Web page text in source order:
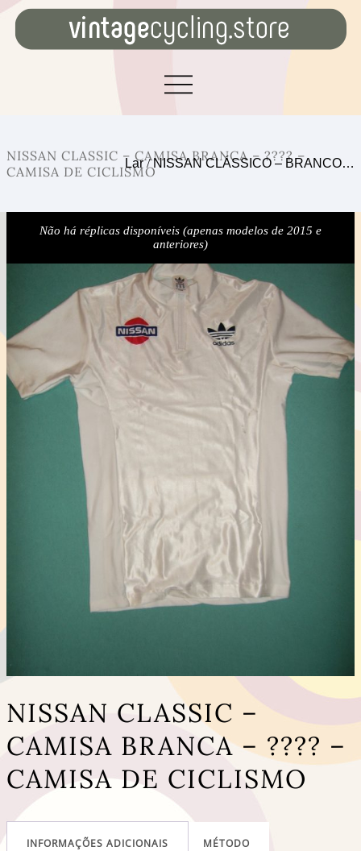
NISSAN CLASSIC – CAMISA BRANCA – ???? –
CAMISA DE CICLISMO
Lar/NISSAN CLÁSSICO – BRANCO…
Não há réplicas disponíveis (apenas modelos de 2015 e
anteriores)
NISSAN CLASSIC –
CAMISA BRANCA – ???? –
CAMISA DE CICLISMO
INFORMAÇÕES ADICIONAIS MÉTODO